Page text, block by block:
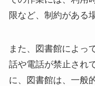
限など、制約がある
また、図書館によっ
話や電話が禁止され
に、図書館は、一般